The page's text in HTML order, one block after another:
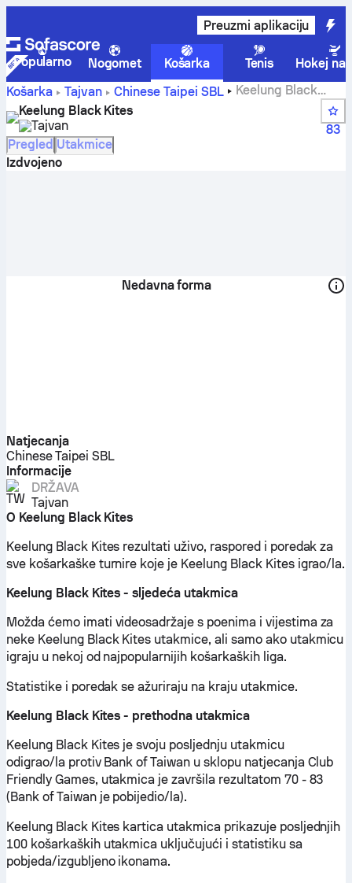
Preuzmi aplikaciju
Popularno Nogomet Košarka Tenis
Hokej na
Košarka
Tajvan Chinese Taipei SBL
Keelung Black
Kites rezultati, tablice, raspored i igrači
Keelung Black Kites
Tajvan
83
Pregled Utakmice
Izdvojeno
Nedavna forma
Natjecanja
Chinese Taipei SBL
Informacije
DRŽAVA
Tajvan
O Keelung Black Kites
Keelung Black Kites rezultati uživo, raspored i poredak za
sve košarkaške turnire koje je Keelung Black Kites igrao/la.
Keelung Black Kites - sljedeća utakmica
Možda ćemo imati videosadržaje s poenima i vijestima za
neke Keelung Black Kites utakmice, ali samo ako utakmicu
igraju u nekoj od najpopularnijih košarkaških liga.
Statistike i poredak se ažuriraju na kraju utakmice.
Keelung Black Kites - prethodna utakmica
Keelung Black Kites je svoju posljednju utakmicu
odigrao/la protiv Bank of Taiwan u sklopu natjecanja Club
Friendly Games, utakmica je završila rezultatom 70 - 83
(Bank of Taiwan je pobijedio/la).
Keelung Black Kites kartica utakmica prikazuje posljednjih
100 košarkaških utakmica uključujući i statistiku sa
pobjeda/izgubljeno ikonama.